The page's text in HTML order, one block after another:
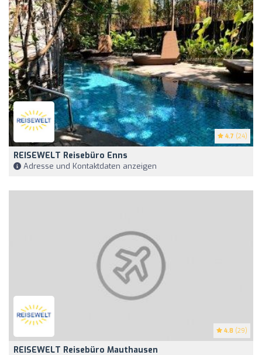
4.7 (24)
REISEWELT Reisebüro Enns
Adresse und Kontaktdaten anzeigen
4.8 (29)
REISEWELT Reisebüro Mauthausen